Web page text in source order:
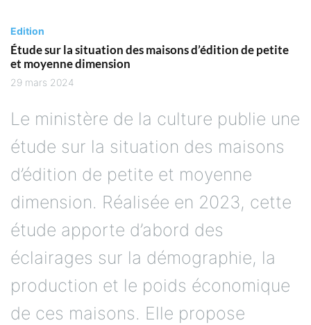
Edition
Étude sur la situation des maisons d’édition de petite
et moyenne dimension
29 mars 2024
Le ministère de la culture publie une
étude sur la situation des maisons
d’édition de petite et moyenne
dimension. Réalisée en 2023, cette
étude apporte d’abord des
éclairages sur la démographie, la
production et le poids économique
de ces maisons. Elle propose